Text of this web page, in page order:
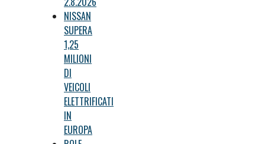
NISSAN
SUPERA
1,25
MILIONI
DI
VEICOLI
ELETTRIFICATI
IN
EUROPA